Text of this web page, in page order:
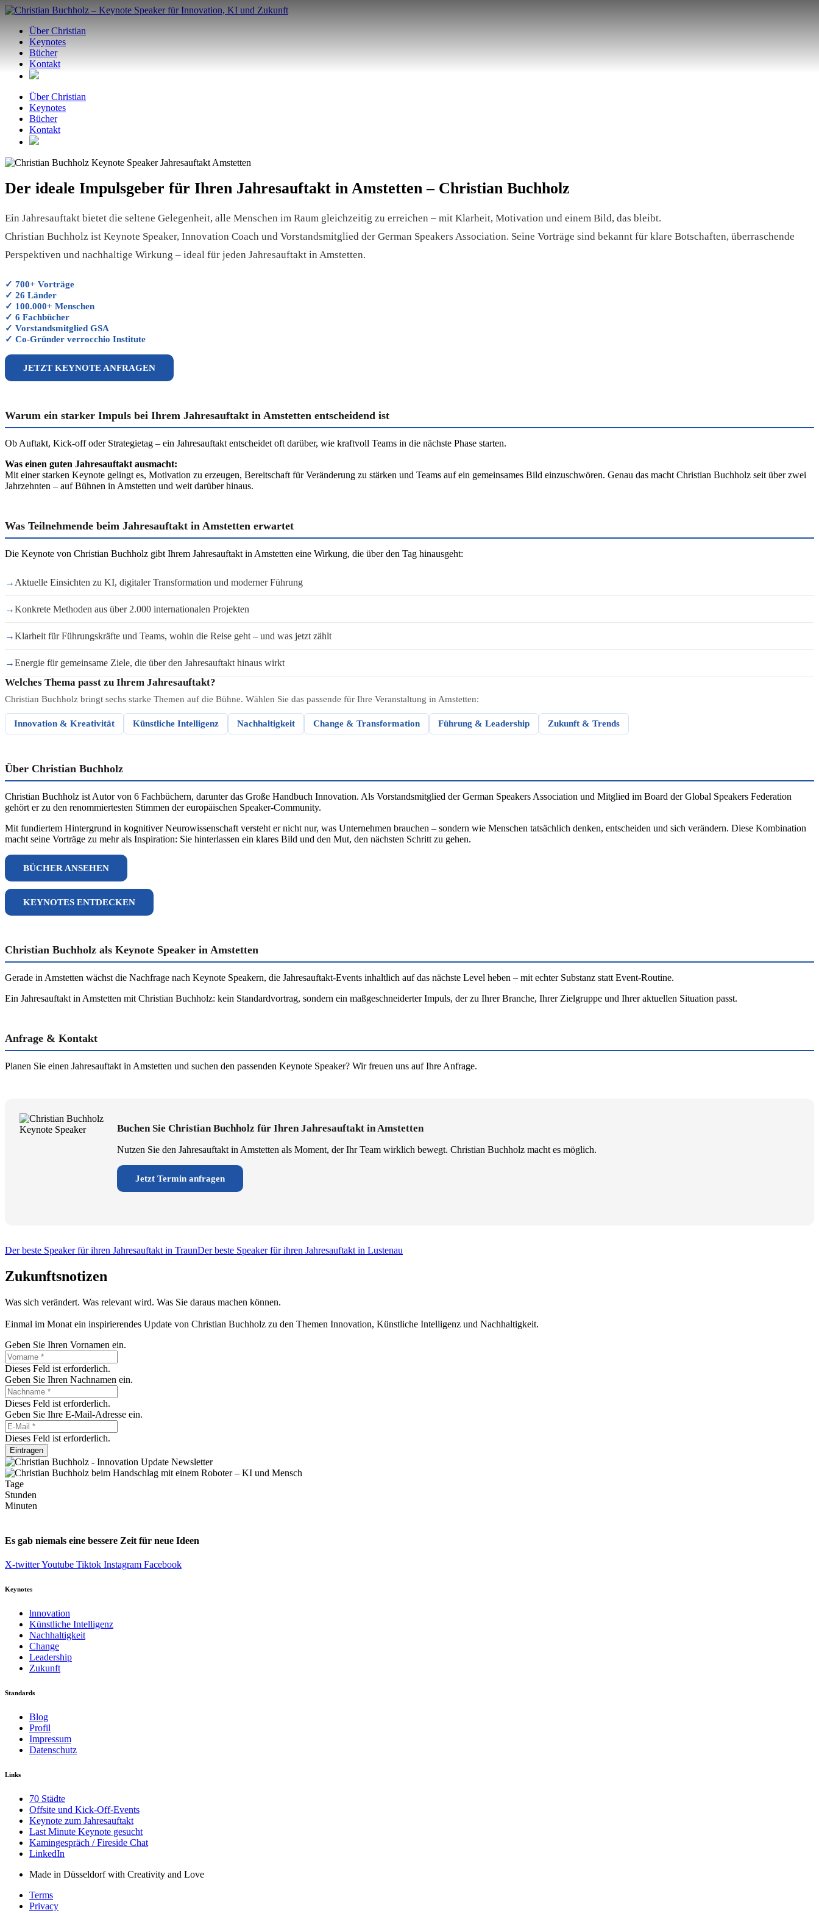
Zum
springenÜber Christian
Keynotes
Bücher
Kontakt
Über Christian
Keynotes
Bücher
Kontakt
Der ideale Impulsgeber für Ihren Jahresauftakt in Amstetten – Christian Buchholz
Ein Jahresauftakt bietet die seltene Gelegenheit, alle Menschen im Raum gleichzeitig zu erreichen – mit Klarheit, Motivation und einem Bild, das bleibt.
Christian Buchholz ist Keynote Speaker, Innovation Coach und Vorstandsmitglied der German Speakers Association. Seine Vorträge sind bekannt für klare Botschaften, überraschende
Perspektiven und nachhaltige Wirkung – ideal für jeden Jahresauftakt in Amstetten.
✓ 700+ Vorträge
✓ 26 Länder
✓ 100.000+ Menschen
✓ 6 Fachbücher
✓ Vorstandsmitglied GSA
✓ Co-Gründer verrocchio Institute
JETZT KEYNOTE ANFRAGEN
Warum ein starker Impuls bei Ihrem Jahresauftakt in Amstetten entscheidend ist
Ob Auftakt, Kick-off oder Strategietag – ein Jahresauftakt entscheidet oft darüber, wie kraftvoll Teams in die nächste Phase starten.
Was einen guten Jahresauftakt ausmacht:
Mit einer starken Keynote gelingt es, Motivation zu erzeugen, Bereitschaft für Veränderung zu stärken und Teams auf ein gemeinsames Bild einzuschwören. Genau das macht Christian Buchholz seit über zwei
Jahrzehnten – auf Bühnen in Amstetten und weit darüber hinaus.
Was Teilnehmende beim Jahresauftakt in Amstetten erwartet
Die Keynote von Christian Buchholz gibt Ihrem Jahresauftakt in Amstetten eine Wirkung, die über den Tag hinausgeht:
→ Aktuelle Einsichten zu KI, digitaler Transformation und moderner Führung
→Konkrete Methoden aus über 2.000 internationalen Projekten
→Klarheit für Führungskräfte und Teams, wohin die Reise geht – und was jetzt zählt
→Energie für gemeinsame Ziele, die über den Jahresauftakt hinaus wirkt
Welches Thema passt zu Ihrem Jahresauftakt?
Christian Buchholz bringt sechs starke Themen auf die Bühne. Wählen Sie das passende für Ihre Veranstaltung in Amstetten:
Innovation & Kreativität Künstliche Intelligenz Nachhaltigkeit Change & Transformation Führung & Leadership Zukunft & Trends
Über Christian Buchholz
Christian Buchholz ist Autor von 6 Fachbüchern, darunter das Große Handbuch Innovation. Als Vorstandsmitglied der German Speakers Association und Mitglied im Board der Global Speakers Federation
gehört er zu den renommiertesten Stimmen der europäischen Speaker-Community.
Mit fundiertem Hintergrund in kognitiver Neurowissenschaft versteht er nicht nur, was Unternehmen brauchen – sondern wie Menschen tatsächlich denken, entscheiden und sich verändern. Diese Kombination
macht seine Vorträge zu mehr als Inspiration: Sie hinterlassen ein klares Bild und den Mut, den nächsten Schritt zu gehen.
BÜCHER ANSEHEN
KEYNOTES ENTDECKEN
Christian Buchholz als Keynote Speaker in Amstetten
Gerade in Amstetten wächst die Nachfrage nach Keynote Speakern, die Jahresauftakt-Events inhaltlich auf das nächste Level heben – mit echter Substanz statt Event-Routine.
Ein Jahresauftakt in Amstetten mit Christian Buchholz: kein Standardvortrag, sondern ein maßgeschneiderter Impuls, der zu Ihrer Branche, Ihrer Zielgruppe und Ihrer aktuellen Situation passt.
Anfrage & Kontakt
Planen Sie einen Jahresauftakt in Amstetten und suchen den passenden Keynote Speaker? Wir freuen uns auf Ihre Anfrage.
Buchen Sie Christian Buchholz für Ihren Jahresauftakt in Amstetten
Nutzen Sie den Jahresauftakt in Amstetten als Moment, der Ihr Team wirklich bewegt. Christian Buchholz macht es möglich.
Jetzt Termin anfragen
Der beste Speaker für ihren Jahresauftakt in TraunDer beste Speaker für ihren Jahresauftakt in Lustenau
Zukunftsnotizen
Was sich verändert. Was relevant wird. Was Sie daraus machen können.
Einmal im Monat ein inspirierendes Update von Christian Buchholz zu den Themen Innovation, Künstliche Intelligenz und Nachhaltigkeit.
Geben Sie Ihren Vornamen ein.
Dieses Feld ist erforderlich.
Geben Sie Ihren Nachnamen ein.
Dieses Feld ist erforderlich.
Geben Sie Ihre E-Mail-Adresse ein.
Dieses Feld ist erforderlich.
Eintragen
Tage
Stunden
Minuten
Es gab niemals eine bessere Zeit für neue Ideen
X-twitterYoutube Tiktok Instagram Facebook
Keynotes
lnnovation
Künstliche Intelligenz
Nachhaltigkeit
Change
Leadership
Zukunft
Standards
Blog
Profil
Impressum
Datenschutz
Links
70 Städte
Offsite und Kick-Off-Events
Keynote zum Jahresauftakt
Last Minute Keynote gesucht
Kamingespräch / Fireside Chat
LinkedIn
Made in Düsseldorf with Creativity and Love
Terms
Privacy